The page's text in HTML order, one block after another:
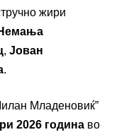
жири
, Јован
.
Младеновиќ”
2026 година во